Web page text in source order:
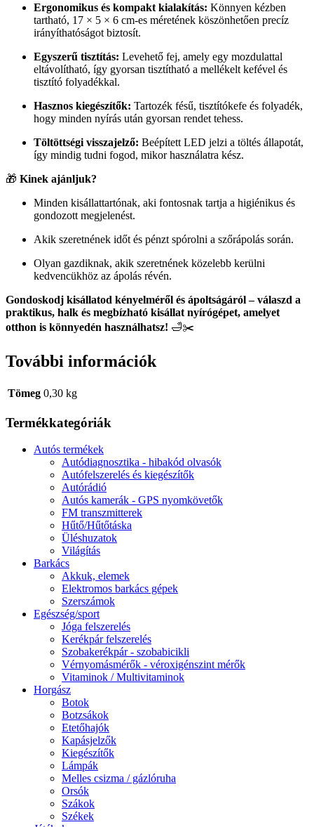
Ergonomikus és kompakt kialakítás: Könnyen kézben
tartható, 17 × 5 × 6 cm-es méretének köszönhetően precíz
irányíthatóságot biztosít.
Egyszerű tisztítás: Levehető fej, amely egy mozdulattal
eltávolítható, így gyorsan tisztítható a mellékelt kefével és
tisztító folyadékkal.
Hasznos kiegészítők: Tartozék fésű, tisztítókefe és folyadék,
hogy minden nyírás után gyorsan rendet tehess.
Töltöttségi visszajelző: Beépített LED jelzi a töltés állapotát,
így mindig tudni fogod, mikor használatra kész.
🎁 Kinek ajánljuk?
Minden kisállattartónak, aki fontosnak tartja a higiénikus és
gondozott megjelenést.
Akik szeretnének időt és pénzt spórolni a szőrápolás során.
Olyan gazdiknak, akik szeretnének közelebb kerülni
kedvencükhöz az ápolás révén.
Gondoskodj kisállatod kényelméről és ápoltságáról – válaszd a
praktikus, halk és megbízható kisállat nyírógépet, amelyet
otthon is könnyedén használhatsz! 🛁✂️
További információk
Tömeg 0,30 kg
Termékkategóriák
Autós termékek
Autódiagnosztika - hibakód olvasók
Autófelszerelés és kiegészítők
Autórádió
Autós kamerák - GPS nyomkövetők
FM transzmitterek
Hűtő/Hűtőtáska
Üléshuzatok
Világítás
Barkács
Akkuk, elemek
Elektromos barkács gépek
Szerszámok
Egészség/sport
Jóga felszerelés
Kerékpár felszerelés
Szobakerékpár - szobabicikli
Vérnyomásmérők - véroxigénszint mérők
Vitaminok / Multivitaminok
Horgász
Botok
Botzsákok
Etetőhajók
Kapásjelzők
Kiegészítők
Lámpák
Melles csizma / gázlóruha
Orsók
Szákok
Székek